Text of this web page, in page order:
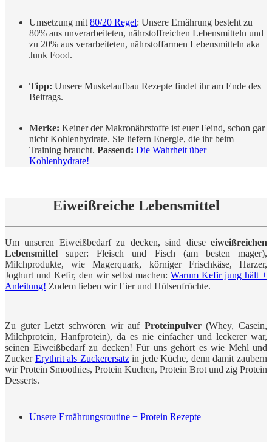
Umsetzung mit 80/20 Regel: Unsere Ernährung besteht zu
80% aus unverarbeiteten, nährstoffreichen Lebensmitteln und
zu 20% aus verarbeiteten, nährstoffarmen Lebensmitteln aka
Junk Food.
Tipp: Unsere Muskelaufbau Rezepte findet ihr am Ende des
Beitrags.
Merke: Keiner der Makronährstoffe ist euer Feind, schon gar
nicht Kohlenhydrate. Sie liefern Energie, die ihr beim
Training braucht. Passend: Die Wahrheit über
Kohlenhydrate!
Eiweißreiche Lebensmittel
Um unseren Eiweißbedarf zu decken, sind diese eiweißreichen
Lebensmittel super: Fleisch und Fisch (am besten mager),
Milchprodukte, wie Magerquark, körniger Frischkäse, Harzer,
Joghurt und Kefir, den wir selbst machen:Warum Kefir jung hält +
Anleitung! Zudem lieben wir Eier und Hülsenfrüchte.
Zu guter Letzt schwören wir auf Proteinpulver(Whey, Casein,
Milchprotein, Hanfprotein), da es nie einfacher und leckerer war,
seinen Eiweißbedarf zu decken! Für uns gehört es wie Mehl und
Zucker Erythrit als Zuckerersatzin jede Küche, denn damit zaubern
wir Protein Smoothies, Protein Kuchen, Protein Brot und zig Protein
Desserts.
Unsere Ernährungsroutine + Protein Rezepte